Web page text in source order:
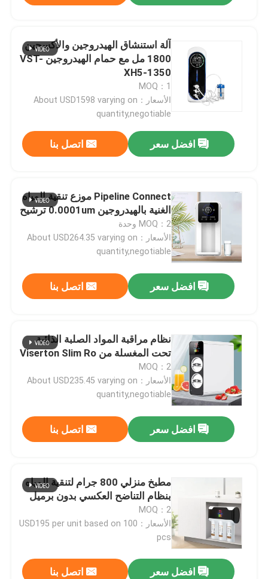
آلة استنشاق الهيدروجين والأكسجين
1800 مل مع حمام الهيدروجين VST-
XH5-1350
MOQ：1
الأسعار：About USD1598 varying on
quantity,negotiable
افضل سعر اتصل بنا
Pipeline Connect موزع تنقية المياه
الغنية بالهيدروجين 0.0001um ترشيح
MOQ：2 وحدة
الأسعار：About USD264.35 varying on
quantity,negotiable
افضل سعر اتصل بنا
نظام مراقبة المواد الصلبة الذائبة
تحت المغسلة من Viserton Slim Ro
MOQ：2
الأسعار：About USD235.45 varying on
quantity,negotiable
افضل سعر اتصل بنا
مطبخ منزلي 800 جرام لتنقية المياه
بنظام التناضح العكسي بدون برميل
MOQ：2
الأسعار：USD195 per unit based on 100
pcs
افضل سعر اتصل بنا